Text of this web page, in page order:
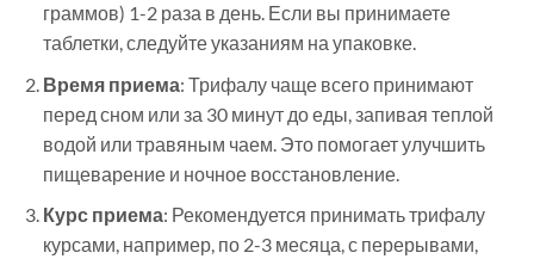
граммов) 1-2 раза в день. Если вы принимаете
таблетки, следуйте указаниям на упаковке.
Время приема: Трифалу чаще всего принимают
перед сном или за 30 минут до еды, запивая теплой
водой или травяным чаем. Это помогает улучшить
пищеварение и ночное восстановление.
Курс приема: Рекомендуется принимать трифалу
курсами, например, по 2-3 месяца, с перерывами,